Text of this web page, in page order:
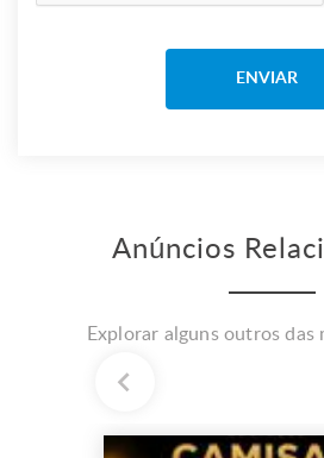
Anúncios
Explorar alguns outros das